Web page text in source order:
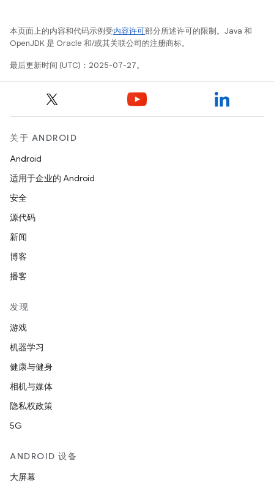
本页面上的内容和代码示例受内容许可部分所述许可的限制。Java 和
OpenJDK 是 Oracle 和/或其关联公司的注册商标。
最后更新时间 (UTC)：2025-07-27。
关于 ANDROID
Android
适用于企业的 Android
安全
源代码
新闻
博客
播客
发现
游戏
机器学习
健康与健身
相机与媒体
隐私权政策
5G
ANDROID 设备
大屏幕